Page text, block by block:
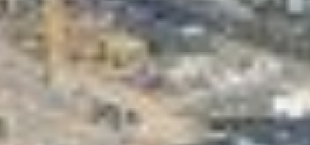
Ohje
English